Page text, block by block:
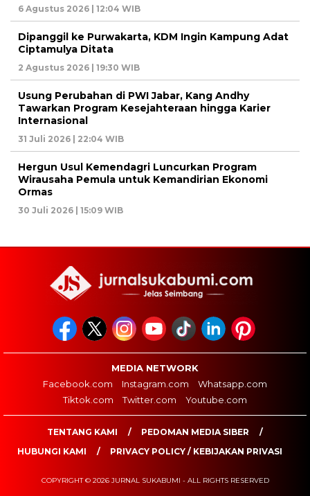
6 Agustus 2026 | 12:04 WIB
Dipanggil ke Purwakarta, KDM Ingin Kampung Adat
Ciptamulya Ditata
2 Agustus 2026 | 19:30 WIB
Usung Perubahan di PWI Jabar, Kang Andhy
Tawarkan Program Kesejahteraan hingga Karier
Internasional
31 Juli 2026 | 22:04 WIB
Hergun Usul Kemendagri Luncurkan Program
Wirausaha Pemula untuk Kemandirian Ekonomi
Ormas
30 Juli 2026 | 15:09 WIB
MEDIA NETWORK
Facebook.com
Instagram.com
Whatsapp.com
Tiktok.com
Twitter.com Youtube.com
TENTANG KAMI
PEDOMAN MEDIA SIBER
HUBUNGI KAMI
PRIVACY POLICY / KEBIJAKAN PRIVASI
COPYRIGHT © 2026 JURNAL SUKABUMI - ALL RIGHTS RESERVED